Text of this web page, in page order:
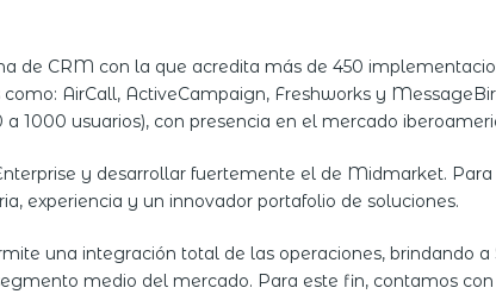
de CRM con la que acredita más de 450
AirCall, ActiveCampaign, Freshworks y
1000 usuarios), con presencia en el mercado
y desarrollar fuertemente el de Midmarket.
experiencia y un innovador portafolio de soluciones.
una integración total de las operaciones, brindando a
medio del mercado. Para este fin, contamos